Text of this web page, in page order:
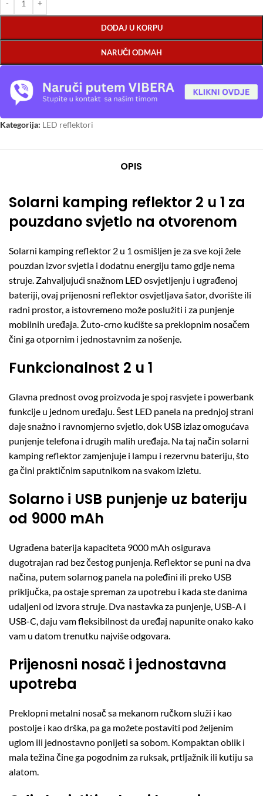
DODAJ U KORPU
NARUČI ODMAH
Kategorija: LED reflektori
OPIS
Solarni kamping reflektor 2 u 1 za
pouzdano svjetlo na otvorenom
Solarni kamping reflektor 2 u 1 osmišljen je za sve koji žele
pouzdan izvor svjetla i dodatnu energiju tamo gdje nema
struje. Zahvaljujući snažnom LED osvjetljenju i ugrađenoj
bateriji, ovaj prijenosni reflektor osvjetljava šator, dvorište ili
radni prostor, a istovremeno može poslužiti i za punjenje
mobilnih uređaja. Žuto-crno kućište sa preklopnim nosačem
čini ga otpornim i jednostavnim za nošenje.
Funkcionalnost 2 u 1
Glavna prednost ovog proizvoda je spoj rasvjete i powerbank
funkcije u jednom uređaju. Šest LED panela na prednjoj strani
daje snažno i ravnomjerno svjetlo, dok USB izlaz omogućava
punjenje telefona i drugih malih uređaja. Na taj način solarni
kamping reflektor zamjenjuje i lampu i rezervnu bateriju, što
ga čini praktičnim saputnikom na svakom izletu.
Solarno i USB punjenje uz bateriju
od 9000 mAh
Ugrađena baterija kapaciteta 9000 mAh osigurava
dugotrajan rad bez čestog punjenja. Reflektor se puni na dva
načina, putem solarnog panela na poleđini ili preko USB
priključka, pa ostaje spreman za upotrebu i kada ste danima
udaljeni od izvora struje. Dva nastavka za punjenje, USB-A i
USB-C, daju vam fleksibilnost da uređaj napunite onako kako
vam u datom trenutku najviše odgovara.
Prijenosni nosač i jednostavna
upotreba
Preklopni metalni nosač sa mekanom ručkom služi i kao
postolje i kao drška, pa ga možete postaviti pod željenim
uglom ili jednostavno ponijeti sa sobom. Kompaktan oblik i
mala težina čine ga pogodnim za ruksak, prtljažnik ili kutiju sa
alatom.